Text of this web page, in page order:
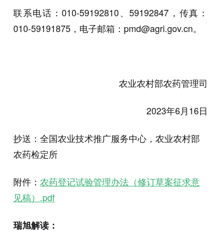
联系电话：010-59192810、59192847，传真：
010-59191875，电子邮箱：pmd@agri.gov.cn。
农业农村部农药管理司
2023年6月16日
抄送：全国农业技术推广服务中心，农业农村部
农药检定所
附件： 农药登记试验管理办法（修订草案征求意
见稿）.pdf
瑞旭解读：